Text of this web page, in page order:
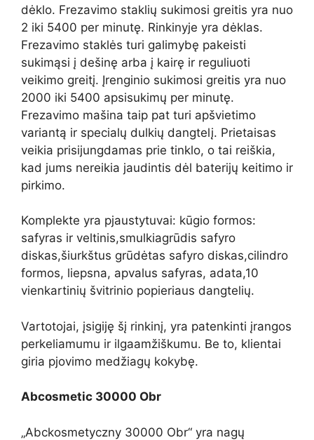
dėklo. Frezavimo staklių sukimosi greitis yra nuo
2 iki 5400 per minutę. Rinkinyje yra dėklas.
Frezavimo staklės turi galimybę pakeisti
sukimąsi į dešinę arba į kairę ir reguliuoti
veikimo greitį. Įrenginio sukimosi greitis yra nuo
2000 iki 5400 apsisukimų per minutę.
Frezavimo mašina taip pat turi apšvietimo
variantą ir specialų dulkių dangtelį. Prietaisas
veikia prisijungdamas prie tinklo, o tai reiškia,
kad jums nereikia jaudintis dėl baterijų keitimo ir
pirkimo.
Komplekte yra pjaustytuvai: kūgio formos:
safyras ir veltinis,smulkiagrūdis safyro
diskas,šiurkštus grūdėtas safyro diskas,cilindro
formos, liepsna, apvalus safyras, adata,10
vienkartinių švitrinio popieriaus dangtelių.
Vartotojai, įsigiję šį rinkinį, yra patenkinti įrangos
perkeliamumu ir ilgaamžiškumu. Be to, klientai
giria pjovimo medžiagų kokybę.
Abcosmetic 30000 Obr
„Abckosmetyczny 30000 Obr“ yra nagų